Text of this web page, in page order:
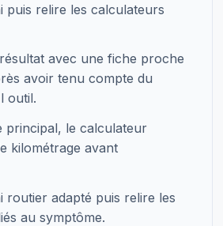
puis relire les calculateurs
avec une fiche proche
avoir tenu compte du
outil.
principal, le calculateur
kilométrage avant
routier adapté puis relire les
au symptôme.